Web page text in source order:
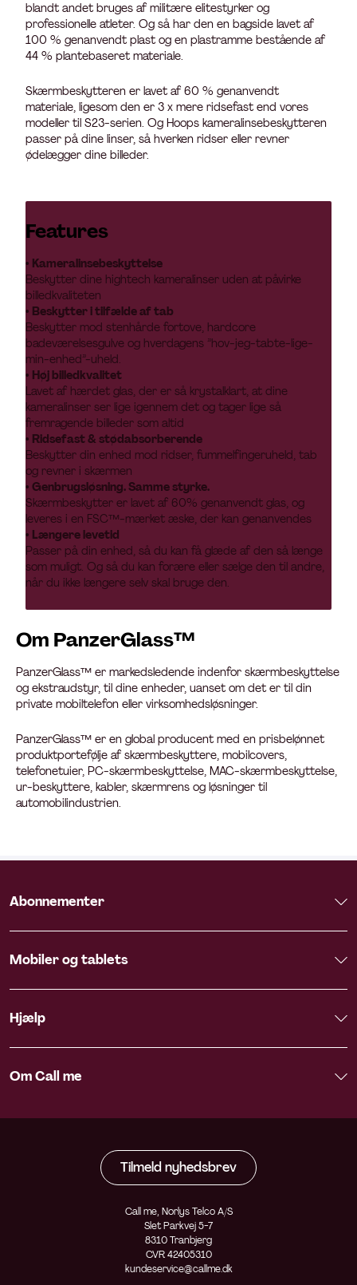
blandt andet bruges af militære elitestyrker og
professionelle atleter. Og så har den en bagside lavet af
100 % genanvendt plast og en plastramme bestående af
44 % plantebaseret materiale.
Skærmbeskytteren er lavet af 60 % genanvendt
materiale, ligesom den er 3 x mere ridsefast end vores
modeller til S23-serien. Og Hoops kameralinsebeskytteren
passer på dine linser, så hverken ridser eller revner
ødelægger dine billeder.
Features
• Kameralinsebeskyttelse
Beskytter dine hightech kameralinser uden at påvirke
billedkvaliteten
• Beskytter i tilfælde af tab
Beskytter mod stenhårde fortove, hardcore
badeværelsesgulve og hverdagens ”hov-jeg-tabte-lige-
min-enhed”-uheld.
• Høj billedkvalitet
Lavet af hærdet glas, der er så krystalklart, at dine
kameralinser ser lige igennem det og tager lige så
fremragende billeder som altid
• Ridsefast & stødabsorberende
Beskytter din enhed mod ridser, fummelfingeruheld, tab
og revner i skærmen
• Genbrugsløsning. Samme styrke.
Skærmbeskytter er lavet af 60% genanvendt glas, og
leveres i en FSC™-mærket æske, der kan genanvendes
• Længere levetid
Passer på din enhed, så du kan få glæde af den så længe
som muligt. Og så du kan forære eller sælge den til andre,
når du ikke længere selv skal bruge den.
Om PanzerGlass™
PanzerGlass™ er markedsledende indenfor skærmbeskyttelse
og ekstraudstyr, til dine enheder, uanset om det er til din
private mobiltelefon eller virksomhedsløsninger.
PanzerGlass™ er en global producent med en prisbelønnet
produktportefølje af skærmbeskyttere, mobilcovers,
telefonetuier, PC-skærmbeskyttelse, MAC-skærmbeskyttelse,
ur-beskyttere, kabler, skærmrens og løsninger til
automobilindustrien.
Abonnementer
Mobiler og tablets
Hjælp
Om Call me
Tilmeld nyhedsbrev
Call me, Norlys Telco A/S
Slet Parkvej 5-7
8310 Tranbjerg
CVR 42405310
kundeservice@callme.dk